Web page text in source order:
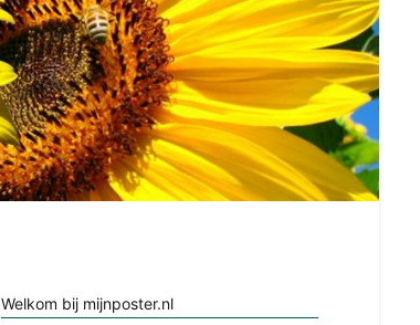
Welkom bij mijnposter.nl